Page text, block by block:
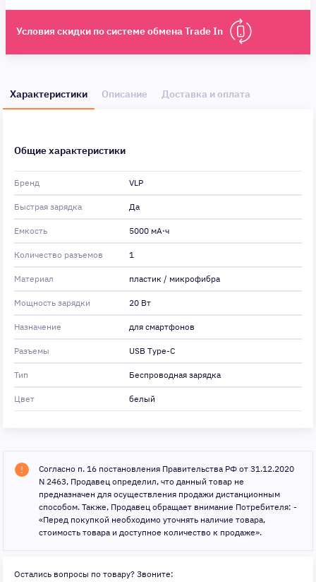
Условия скидки по системе обмена Trade In
Характеристики Описание Доставка и оплата
Общие характеристики
Бренд VLP
Быстрая зарядка Да
Емкость 5000 мА⋅ч
Количество разъемов 1
Материал пластик / микрофибра
Мощность зарядки 20 Вт
Назначение для смартфонов
Разъемы USB Type-C
Тип Беспроводная зарядка
Цвет белый
Согласно п. 16 постановления Правительства РФ от 31.12.2020
N 2463, Продавец определил, что данный товар не
предназначен для осуществления продажи дистанционным
способом. Также, Продавец обращает внимание Потребителя: -
«Перед покупкой необходимо уточнять наличие товара,
стоимость товара и доступное количество к продаже».
Остались вопросы по товару? Звоните: